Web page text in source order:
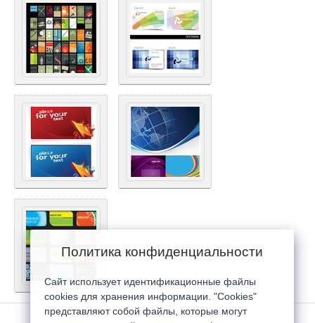
Политика конфиденциальности
Сайт использует идентификационные файлы
cookies для хранения информации. "Cookies"
представляют собой файлы, которые могут